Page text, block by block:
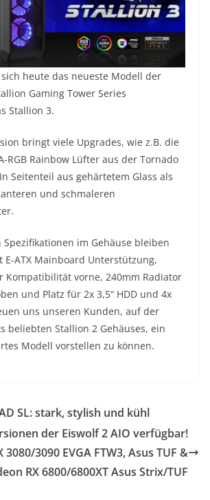
sich heute das neueste Modell der
Gaming Tower Series
Stallion 3.
bringt viele Upgrades, wie z.B. die
RGB Rainbow Lüfter aus der Tornado
Seitenteil aus gehärtetem Glass als
und schmaleren
Spezifikationen im Gehäuse bleiben
ATX Mainboard Unterstützung,
Kompatibilität vorne, 240mm Radiator
und Platz für 2x 3,5“ HDD und 4x
uns unseren Kunden, auf der
beliebten Stallion 2 Gehäuses, ein
Modell vorstellen zu können.
SL: stark, stylish und kühl
der Eiswolf 2 AIO verfügbar!
3080/3090 EVGA FTW3, Asus TUF &
RX 6800/6800XT Asus Strix/TUF